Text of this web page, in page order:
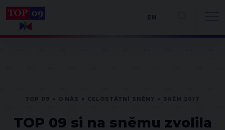
TOP 09 si na sněmu zvolila